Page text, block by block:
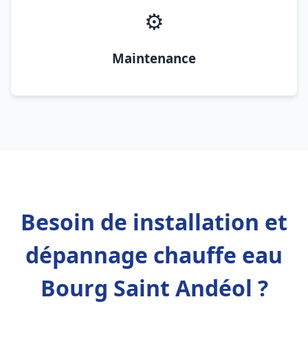
⚙️
Maintenance
Besoin de installation et
dépannage chauffe eau
Bourg Saint Andéol ?